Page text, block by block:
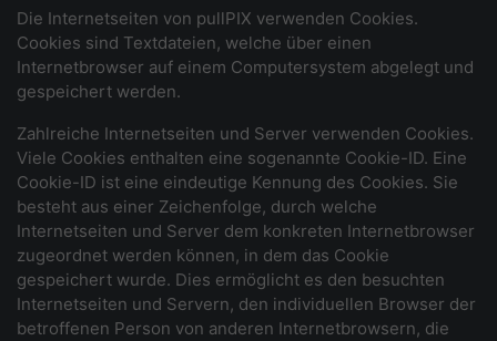
Die Internetseiten von pullPIX verwenden Cookies.
Cookies sind Textdateien, welche über einen
Internetbrowser auf einem Computersystem abgelegt und
gespeichert werden.
Zahlreiche Internetseiten und Server verwenden Cookies.
Viele Cookies enthalten eine sogenannte Cookie-ID. Eine
Cookie-ID ist eine eindeutige Kennung des Cookies. Sie
besteht aus einer Zeichenfolge, durch welche
Internetseiten und Server dem konkreten Internetbrowser
zugeordnet werden können, in dem das Cookie
gespeichert wurde. Dies ermöglicht es den besuchten
Internetseiten und Servern, den individuellen Browser der
betroffenen Person von anderen Internetbrowsern, die